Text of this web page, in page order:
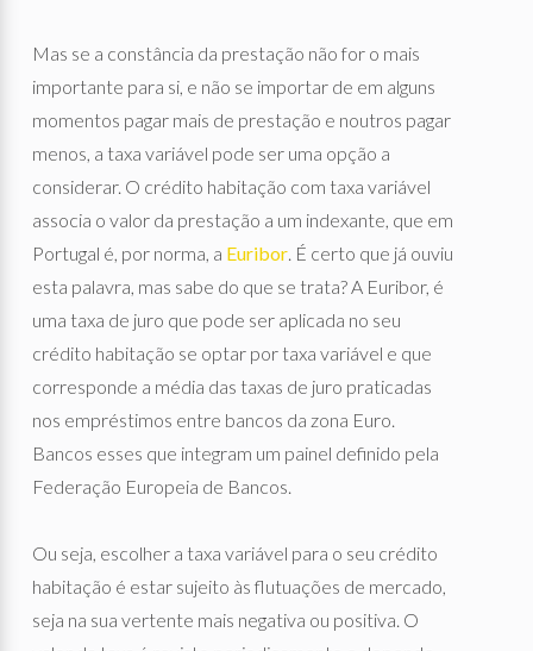
Mas se a constância da prestação não for o mais
importante para si, e não se importar de em alguns
momentos pagar mais de prestação e noutros pagar
menos, a taxa variável pode ser uma opção a
considerar. O crédito habitação com taxa variável
associa o valor da prestação a um indexante, que em
Portugal é, por norma, a Euribor. É certo que já ouviu
esta palavra, mas sabe do que se trata? A Euribor, é
uma taxa de juro que pode ser aplicada no seu
crédito habitação se optar por taxa variável e que
corresponde a média das taxas de juro praticadas
nos empréstimos entre bancos da zona Euro.
Bancos esses que integram um painel definido pela
Federação Europeia de Bancos.
Ou seja, escolher a taxa variável para o seu crédito
habitação é estar sujeito às flutuações de mercado,
seja na sua vertente mais negativa ou positiva. O